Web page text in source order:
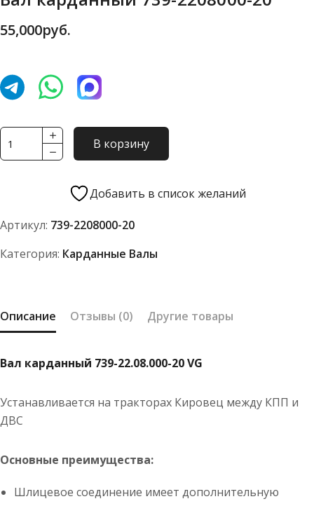
55,000руб.
Количество
товара
2208000-
В корзину
Добавить в список желаний
Артикул: 739-2208000-20
Категория: Карданные Валы
Описание Отзывы (0) Другие товары
Вал карданный 739-22.08.000-20 VG
Устанавливается на тракторах Кировец между КПП и
ДВС
Основные преимущества:
Шлицевое соединение имеет дополнительную